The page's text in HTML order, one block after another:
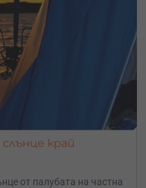
слънце край
от палубата на частна